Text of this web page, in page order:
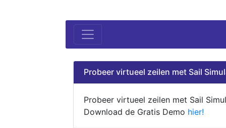
Probeer virtueel zeilen met Sail
Probeer virtueel zeilen met Sail
Download de Gratis Demo hier!